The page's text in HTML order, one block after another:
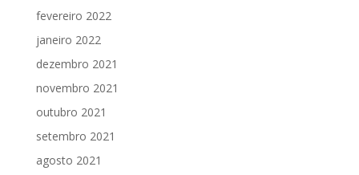
fevereiro 2022
janeiro 2022
dezembro 2021
novembro 2021
outubro 2021
setembro 2021
agosto 2021